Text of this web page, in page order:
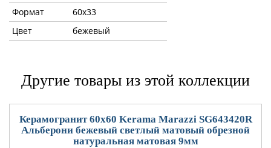
Формат
60x33
Цвет
бежевый
Другие товары из этой коллекции
Керамогранит 60x60 Kerama Marazzi SG643420R
Альберони бежевый светлый матовый обрезной
натуральная матовая 9мм